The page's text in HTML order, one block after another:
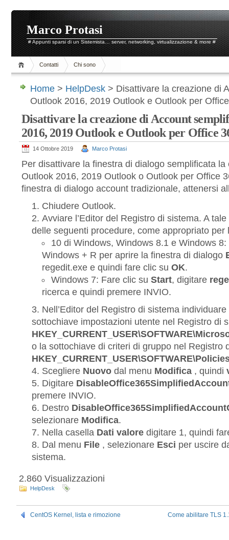
Marco Protasi
# Appunti sparsi di un Sistemista… server, networking, virtualizzazione & more #
Contatti Chi sono
Home > HelpDesk > Disattivare la creazione di
Outlook 2016, 2019 Outlook e Outlook per
Disattivare la creazione di Account
2016, 2019 Outlook e Outlook per Office
14 Ottobre 2019 Marco Protasi
Per disattivare la finestra di dialogo semplificata
Outlook 2016, 2019 Outlook o Outlook per Office
finestra di dialogo account tradizionale, attenersi
Chiudere Outlook.
Avviare l’Editor del Registro di sistema. A
delle seguenti procedure, come appropriato per
10 di Windows, Windows 8.1 e Windows 8:
Windows + R per aprire la finestra di dialogo
regedit.exe e quindi fare clic su OK.
Windows 7: Fare clic su Start, digitare
ricerca e quindi premere INVIO.
Nell’Editor del Registro di sistema
sottochiave impostazioni utente nel Registro di
o la sottochiave di criteri di gruppo nel
Scegliere Nuovo dal menu Modifica , quindi
Digitare
premere INVIO.
Destro
selezionare Modifica.
Nella casella Dati valore digitare 1, quindi
Dal menu File , selezionare Esci per uscire
sistema.
2.860 Visualizzazioni
HelpDesk
CentOS Kernel, lista e rimozione Come abilitare TLS